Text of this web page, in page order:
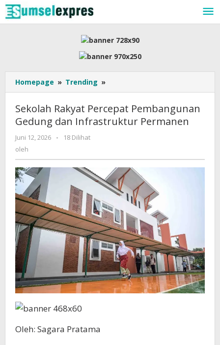
Lewati
ke
konten
Homepage » Trending »
Rakyat
Pembangunan
Gedung
Sekolah Rakyat Percepat Pembangunan
Gedung dan Infrastruktur Permanen
Juni 12, 2026 oleh
-
18 Dilihat
oleh
Oleh: Sagara Pratama